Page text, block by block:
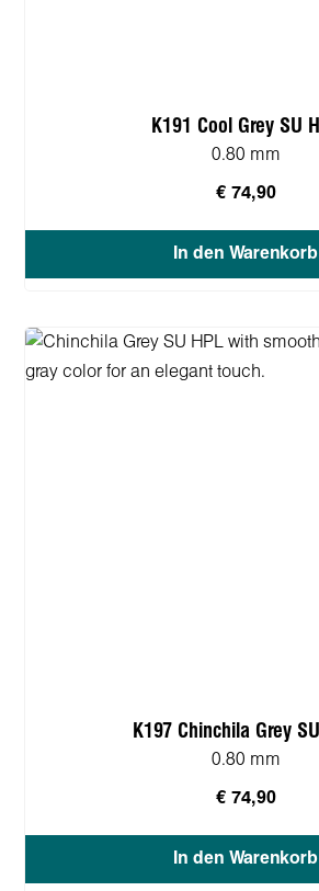
K191 Cool Grey SU
0.80 mm
€ 74,90
In den Warenkorb
K197 Chinchila Grey
0.80 mm
€ 74,90
In den Warenkorb